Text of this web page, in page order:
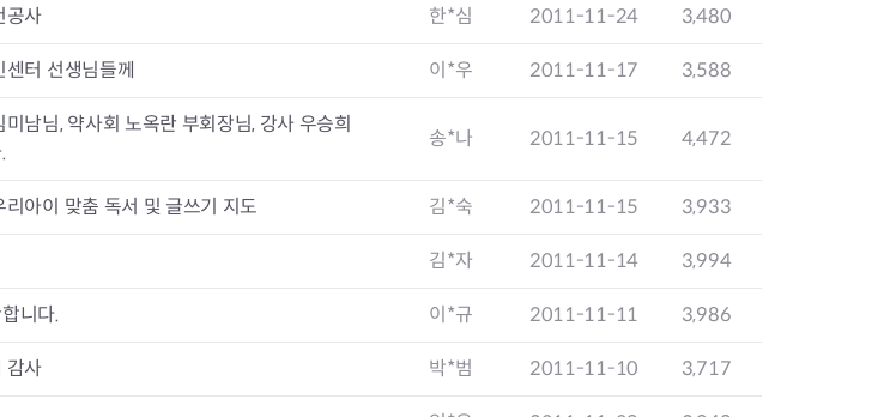
자부조리신고
급부조리신고
신고
행위신고
강령위반신고
·보조금 부정신고
고객의 권리
자료방
실시결과
감사참여
추진비 공개
금공개
옴부즈만 소개
고충민원 신청방법 및 처리
조사결과 공표
옴부즈만 민원신청
고향사랑기부제
답례물품
기배출및수거
제봉투 및 납부필증
폐기물신청
용센터
조청소
오염현황
개선부담금
제도
건축물 DB
중립 생활 실천 캠페인
환경 개선사업
화장실 찾기
중립지원센터
기업 관련 사이트
동대문구 착한가격업소
숨어있는 착한가격업소 추천
전통시장
ESG경제지원센터
공동주택현황
정비사업구역현황
재건축
재개발
재정비촉진
석면해체·제거일정
청량리 중심지 육성
도시디자인
건설공사알림
역세권 활성화사업
장안동 일대 종합발전계획 수
공사 한*심 2011-11-24 3,480
터 선생님들께 이*우 2011-11-17 3,588
남님, 약사회 노옥란 부회장님, 강사 우승희
송*나 2011-11-15 4,472
아이 맞춤 독서 및 글쓰기 지도 김*숙 2011-11-15 3,933
김*자 2011-11-14 3,994
니다. 이*규 2011-11-11 3,986
감사 박*범 2011-11-10 3,717